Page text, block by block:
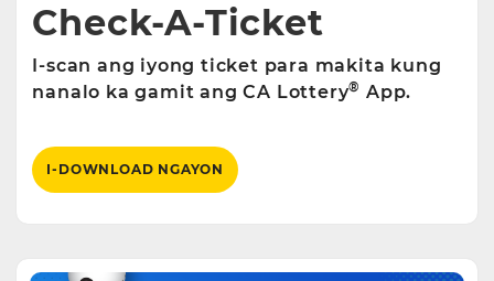
Check-A-Ticket
I-scan ang iyong ticket para makita kung
nanalo ka gamit ang CA Lottery® App.
I-DOWNLOAD NGAYON